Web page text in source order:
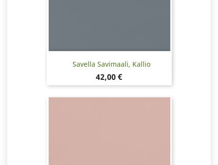
Savella Savimaali, Kallio
Hinta
42,00 €